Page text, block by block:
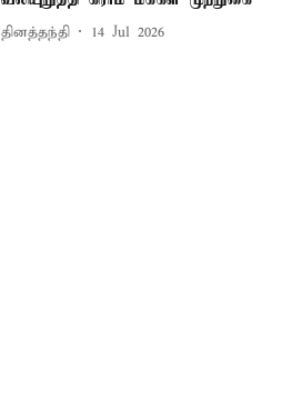
தினத்தந்தி 14 Jul 2026